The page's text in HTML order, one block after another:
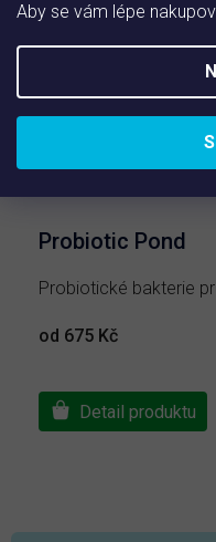
Aby se vám lépe
Probiotic Pond
Probiotické bakterie
od 675 Kč
Detail produktu